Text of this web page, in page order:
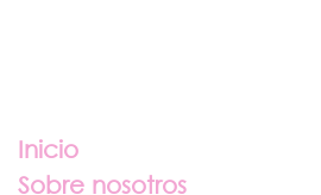
Inicio
Sobre nosotros